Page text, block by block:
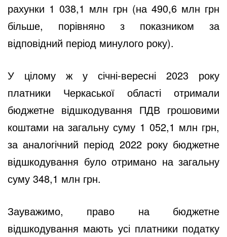
рахунки 1 038,1 млн грн (на 490,6 млн грн
більше, порівняно з показником за
відповідний період минулого року).
У цілому ж у січні-вересні 2023 року
платники Черкаської області отримали
бюджетне відшкодування ПДВ грошовими
коштами на загальну суму 1 052,1 млн грн,
за аналогічний період 2022 року бюджетне
відшкодування було отримано на загальну
суму 348,1 млн грн.
Зауважимо, право на бюджетне
відшкодування мають усі платники податку